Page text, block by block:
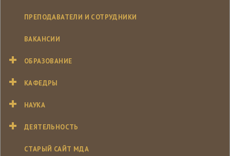
ПРЕПОДАВАТЕЛИ И СОТРУДНИКИ
ВАКАНСИИ
ОБРАЗОВАНИЕ
КАФЕДРЫ
НАУКА
ДЕЯТЕЛЬНОСТЬ
СТАРЫЙ САЙТ МДА